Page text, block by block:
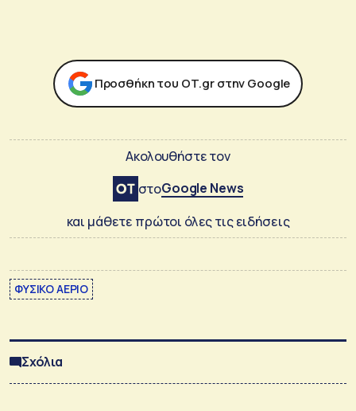
Προσθήκη του ΟΤ.gr στην Google
Ακολουθήστε τον
στοGoogle News
και μάθετε πρώτοι όλες τις ειδήσεις
ΦΥΣΙΚΟ ΑΕΡΙΟ
Σχόλια